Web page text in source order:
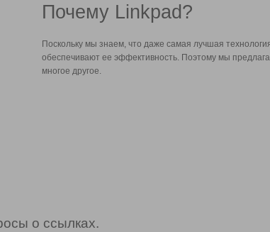
Почему Linkpad?
Поскольку мы знаем, что даже самая лучшая
обеспечивают ее эффективность. Поэтому мы
многое другое.
о ссылках.